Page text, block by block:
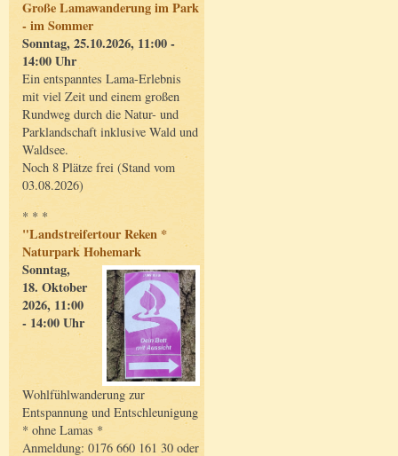
Große Lamawanderung im Park
- im Sommer
Sonntag, 25.10.2026, 11:00 -
14:00 Uhr
Ein entspanntes Lama-Erlebnis
mit viel Zeit und einem großen
Rundweg durch die Natur- und
Parklandschaft inklusive Wald und
Waldsee.
Noch 8 Plätze frei (Stand vom
03.08.2026)
* * *
"Landstreifertour Reken *
Naturpark Hohemark
Sonntag,
18. Oktober
2026, 11:00
- 14:00 Uhr
Wohlfühlwanderung zur
Entspannung und Entschleunigung
* ohne Lamas *
Anmeldung: 0176 660 161 30 oder